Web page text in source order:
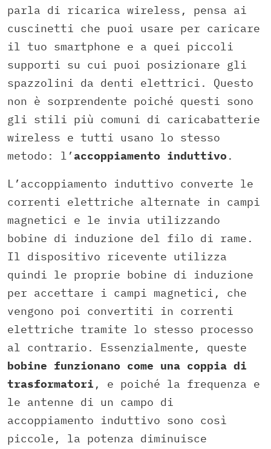
parla di ricarica wireless, pensa ai
cuscinetti che puoi usare per caricare
il tuo smartphone e a quei piccoli
supporti su cui puoi posizionare gli
spazzolini da denti elettrici. Questo
non è sorprendente poiché questi sono
gli stili più comuni di caricabatterie
wireless e tutti usano lo stesso
metodo: l’ accoppiamento induttivo .
L’accoppiamento induttivo converte le
correnti elettriche alternate in campi
magnetici e le invia utilizzando
bobine di induzione del filo di rame.
Il dispositivo ricevente utilizza
quindi le proprie bobine di induzione
per accettare i campi magnetici, che
vengono poi convertiti in correnti
elettriche tramite lo stesso processo
al contrario. Essenzialmente, queste
bobine funzionano come una coppia di
trasformatori , e poiché la frequenza e
le antenne di un campo di
accoppiamento induttivo sono così
piccole, la potenza diminuisce